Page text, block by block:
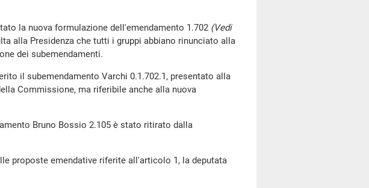
la nuova formulazione dell'emendamento 1.702 (Vedi
alla Presidenza che tutti i gruppi abbiano rinunciato alla
dei subemendamenti.
il subemendamento Varchi 0.1.702.1, presentato alla
Commissione, ma riferibile anche alla nuova
Bruno Bossio 2.105 è stato ritirato dalla
proposte emendative riferite all'articolo 1, la deputata